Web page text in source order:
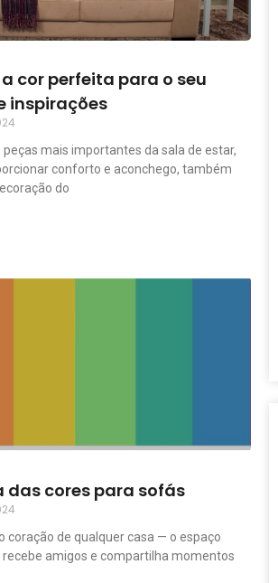
cor perfeita para o seu
inspirações
mais importantes da sala de estar,
conforto e aconchego, também
do
das cores para sofás
coração de qualquer casa — o espaço
recebe amigos e compartilha momentos